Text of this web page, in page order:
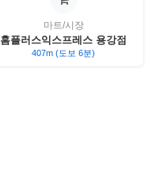
마트/시장
홈플러스익스프레스 용강점
407m (도보 6분)